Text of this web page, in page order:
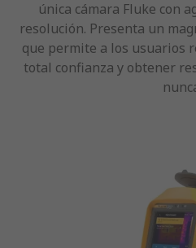
única cámara Fluke con
resolución. Presenta un
que permite a los usuarios
total confianza y obtener